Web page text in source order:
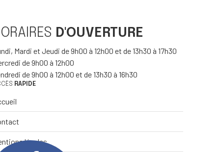
D'OUVERTURE
Mardi et Jeudi de 9h00 à 12h00 et de 13h30 à 17h30
de 9h00 à 12h00
de 9h00 à 12h00 et de 13h30 à 16h30
RAPIDE
légales